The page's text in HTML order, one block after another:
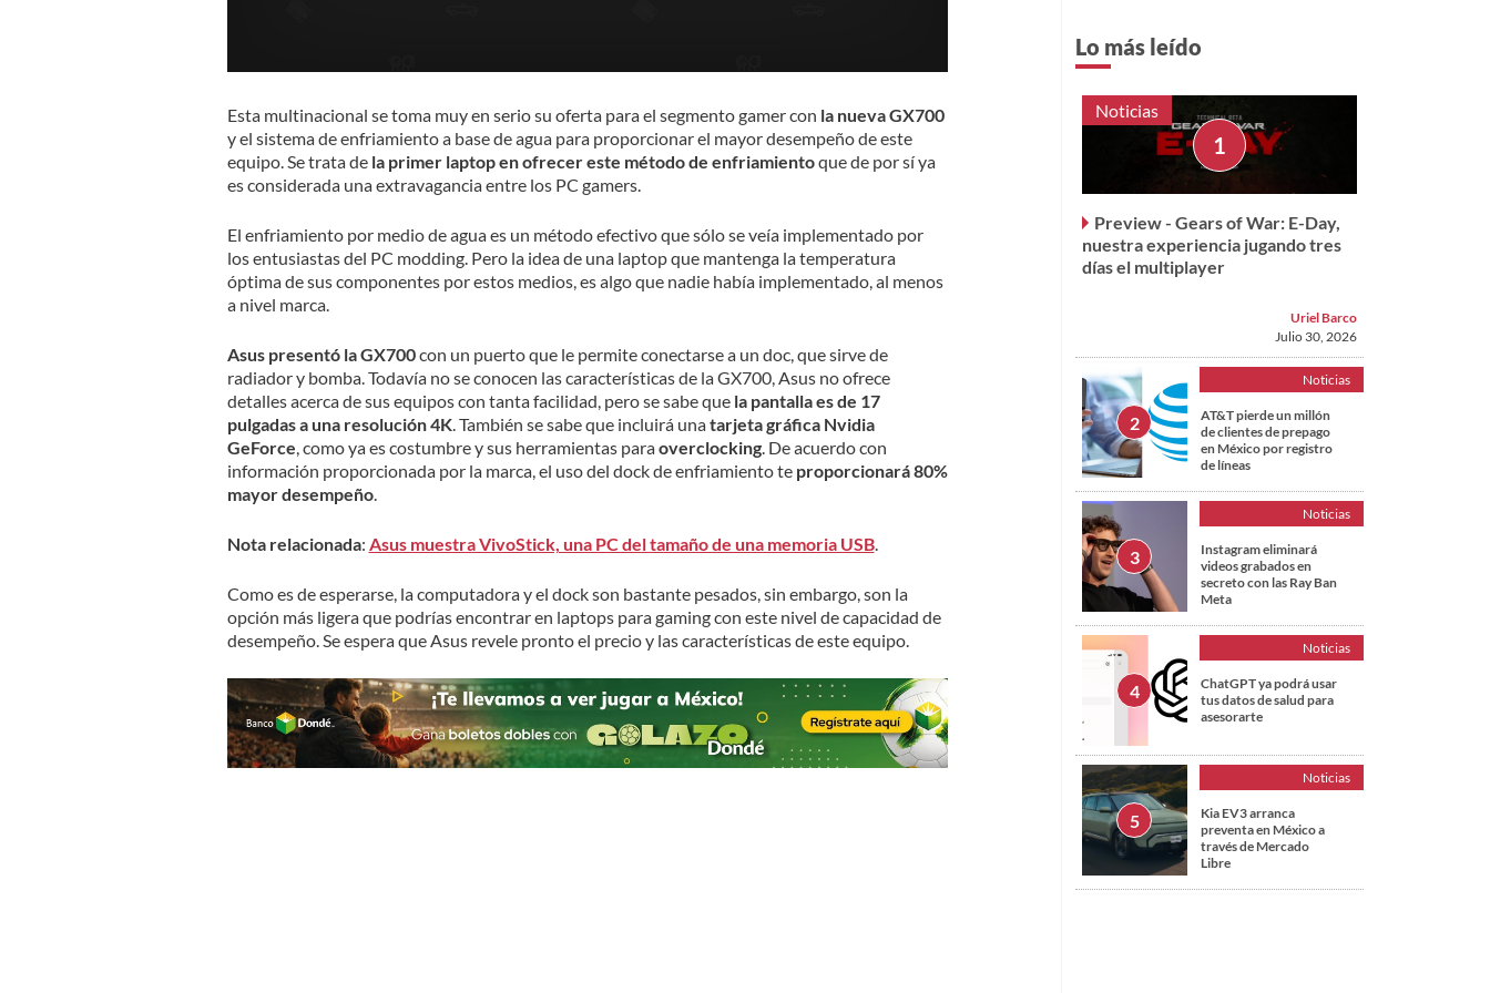
Esta multinacional se toma muy en serio su oferta para el segmento gamer con la nueva GX700
y el sistema de enfriamiento a base de agua para proporcionar el mayor desempeño de este
equipo. Se trata de la primer laptop en ofrecer este método de enfriamientoque de por sí ya
es considerada una extravagancia entre los PC gamers.
El enfriamiento por medio de agua es un método efectivo que sólo se veía implementado por
los entusiastas del PC modding. Pero la idea de una laptop que mantenga la temperatura
óptima de sus componentes por estos medios, es algo que nadie había implementado, al menos
a nivel marca.
Asus presentó la GX700con un puerto que le permite conectarse a un doc, que sirve de
radiador y bomba. Todavía no se conocen las características de la GX700, Asus no ofrece
detalles acerca de sus equipos con tanta facilidad, pero se sabe que la pantalla es de 17
pulgadas a una resolución 4K. También se sabe que incluirá unatarjeta gráfica Nvidia
GeForce, como ya es costumbre y sus herramientas paraoverclocking. De acuerdo con
información proporcionada por la marca, el uso del dock de enfriamiento te proporcionará 80%
mayor desempeño.
Nota relacionada: Asus muestra VivoStick, una PC del tamaño de una memoria USB.
Como es de esperarse, la computadora y el dock son bastante pesados, sin embargo, son la
opción más ligera que podrías encontrar en laptops para gaming con este nivel de capacidad de
desempeño. Se espera que Asus revele pronto el precio y las características de este equipo.
Lo más leído
Noticias
Preview - Gears of War: E-Day,
nuestra experiencia jugando tres
días el multiplayer
Uriel Barco
Julio 30, 2026
Noticias
AT&T pierde un millón
de clientes de prepago
en México por registro
de líneas
Noticias
Instagram eliminará
videos grabados en
secreto con las Ray Ban
Meta
Noticias
ChatGPT ya podrá usar
tus datos de salud para
asesorarte
Noticias
Kia EV3 arranca
preventa en México a
través de Mercado
Libre